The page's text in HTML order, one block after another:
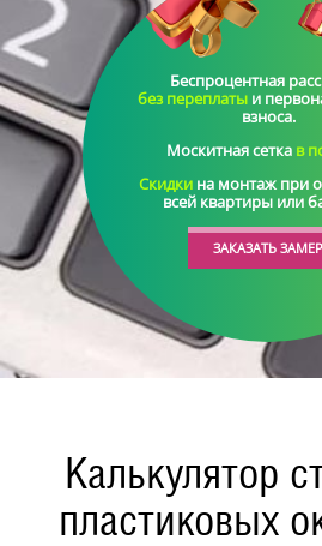
Беспроцентная
без переплатыи
взноса.
Москитная сетка в
Скидкина монтажпри
всей квартиры или
ЗАКАЗАТЬ ЗАМЕР
Калькулятор
пластиковых